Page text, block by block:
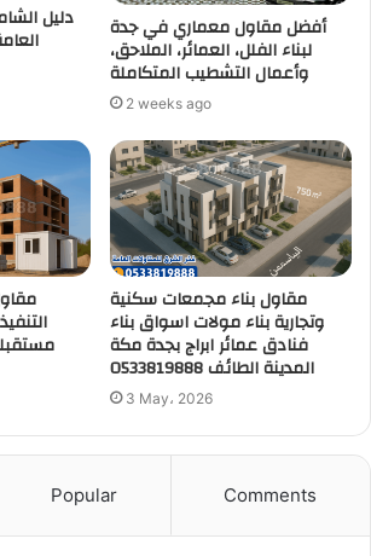
دليل أفضل مقاول معماري في جدة
لبناء الفلل، العمائر، الملاحق،
وأعمال التشطيب المتكاملة
2 weeks ago
مقاول بناء مجمعات سكنية
وتجارية بناء مولات اسواق بناء
فنادق عمائر ابراج بجدة مكة
المدينة الطائف 0533819888
3 May، 2026
Popular Comments